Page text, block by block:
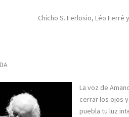
Chicho S. Ferlosio, Léo Ferré
La voz de
cerrar los ojos
puebla tu luz